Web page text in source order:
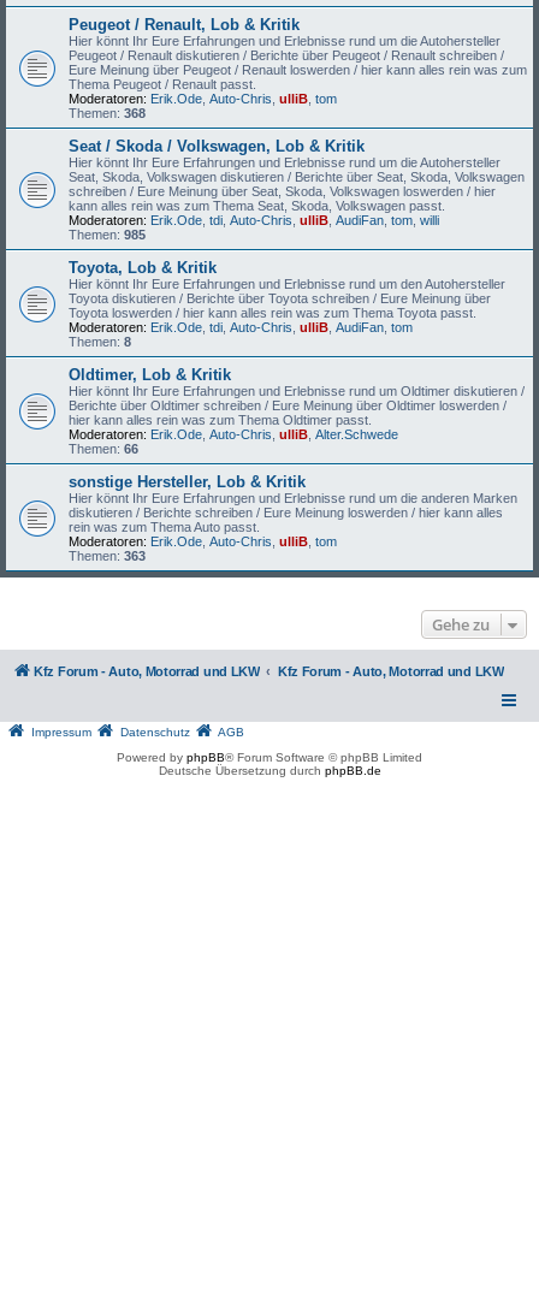
Peugeot / Renault, Lob & Kritik
Hier könnt Ihr Eure Erfahrungen und Erlebnisse rund um die Autohersteller
Peugeot / Renault diskutieren / Berichte über Peugeot / Renault schreiben /
Eure Meinung über Peugeot / Renault loswerden / hier kann alles rein was zum
Thema Peugeot / Renault passt.
Moderatoren: Erik.Ode Auto-Chris ulliB tom
Themen: 368
Seat / Skoda / Volkswagen, Lob & Kritik
Hier könnt Ihr Eure Erfahrungen und Erlebnisse rund um die Autohersteller
Seat, Skoda, Volkswagen diskutieren / Berichte über Seat, Skoda, Volkswagen
schreiben / Eure Meinung über Seat, Skoda, Volkswagen loswerden / hier
kann alles rein was zum Thema Seat, Skoda, Volkswagen passt.
Moderatoren: Erik.Ode tdi Auto-Chris ulliB AudiFan tom willi
Themen: 985
Toyota, Lob & Kritik
Hier könnt Ihr Eure Erfahrungen und Erlebnisse rund um den Autohersteller
Toyota diskutieren / Berichte über Toyota schreiben / Eure Meinung über
Toyota loswerden / hier kann alles rein was zum Thema Toyota passt.
Moderatoren: Erik.Ode tdi Auto-Chris ulliB AudiFan tom
Themen: 8
Oldtimer, Lob & Kritik
Hier könnt Ihr Eure Erfahrungen und Erlebnisse rund um Oldtimer diskutieren /
Berichte über Oldtimer schreiben / Eure Meinung über Oldtimer loswerden /
hier kann alles rein was zum Thema Oldtimer passt.
Moderatoren: Erik.Ode Auto-Chris ulliB Alter.Schwede
Themen: 66
sonstige Hersteller, Lob & Kritik
Hier könnt Ihr Eure Erfahrungen und Erlebnisse rund um die anderen Marken
diskutieren / Berichte schreiben / Eure Meinung loswerden / hier kann alles
rein was zum Thema Auto passt.
Moderatoren: Erik.Ode Auto-Chris ulliB tom
Themen: 363
Gehe zu
Kfz Forum - Auto, Motorrad und LKW Kfz Forum - Auto, Motorrad und LKW
Impressum Datenschutz
AGB
Powered by phpBB® Forum Software © phpBB Limited
Deutsche Übersetzung durch phpBB.de